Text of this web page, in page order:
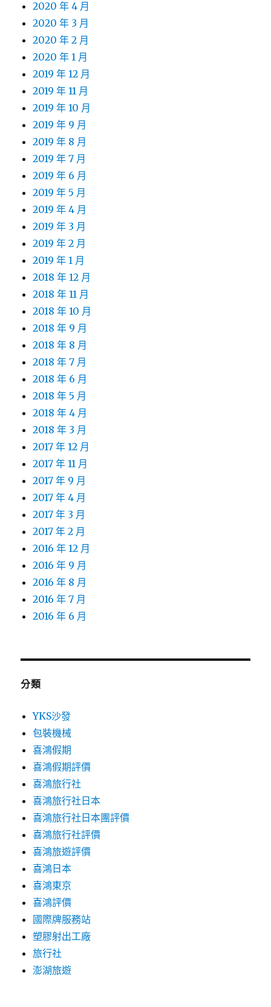
2020 年 4 月
2020 年 3 月
2020 年 2 月
2020 年 1 月
2019 年 12 月
2019 年 11 月
2019 年 10 月
2019 年 9 月
2019 年 8 月
2019 年 7 月
2019 年 6 月
2019 年 5 月
2019 年 4 月
2019 年 3 月
2019 年 2 月
2019 年 1 月
2018 年 12 月
2018 年 11 月
2018 年 10 月
2018 年 9 月
2018 年 8 月
2018 年 7 月
2018 年 6 月
2018 年 5 月
2018 年 4 月
2018 年 3 月
2017 年 12 月
2017 年 11 月
2017 年 9 月
2017 年 4 月
2017 年 3 月
2017 年 2 月
2016 年 12 月
2016 年 9 月
2016 年 8 月
2016 年 7 月
2016 年 6 月
分類
YKS沙發
包裝機械
喜鴻假期
喜鴻假期評價
喜鴻旅行社
喜鴻旅行社日本
喜鴻旅行社日本團評價
喜鴻旅行社評價
喜鴻旅遊評價
喜鴻日本
喜鴻東京
喜鴻評價
國際牌服務站
塑膠射出工廠
旅行社
澎湖旅遊